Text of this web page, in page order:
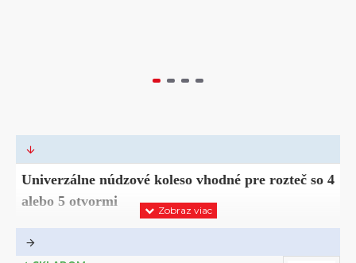
Univerzálne núdzové koleso vhodné pre rozteč so 4
alebo 5 otvormi
Univerzálne koloso pro presun vozidel bez kolies a pneumatik v